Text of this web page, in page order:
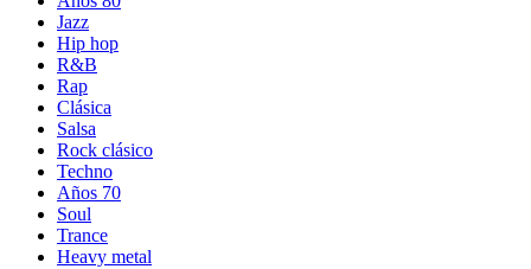
Jazz
Hip hop
R&B
Rap
Clásica
Salsa
Rock clásico
Techno
Años 70
Soul
Trance
Heavy metal